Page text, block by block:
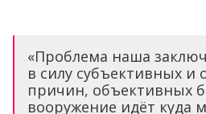
«Проблема наша
в силу субъективных и
причин, объективных
вооружение идёт куда